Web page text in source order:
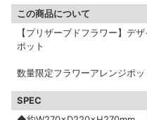
この商品について
【プリザーブドフラワー】デ
ポット
数量限定フラワーアレンジポッ
SPEC